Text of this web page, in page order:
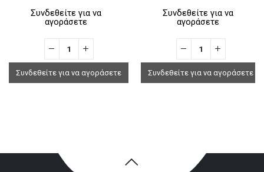
Συνδεθείτε για να
αγοράσετε
Συνδεθείτε για να αγοράσετε
Συνδεθείτε για να
αγοράσετε
Συνδεθείτε για να αγοράσετε